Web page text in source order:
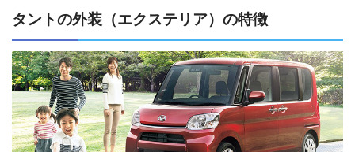
タントの外装（エクステリア）の特徴